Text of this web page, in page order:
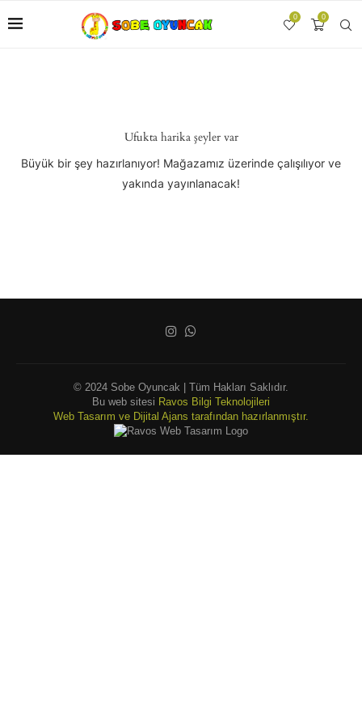
0
0
Ufukta harika şeyler var
Büyük bir şey hazırlanıyor! Mağazamız üzerinde çalışılıyor ve
yakında yayınlanacak!
© 2024 Sobe Oyuncak | Tüm Hakları Saklıdır.
Bu web sitesi Ravos Bilgi Teknolojileri
Web Tasarım ve Dijital Ajans tarafından hazırlanmıştır.